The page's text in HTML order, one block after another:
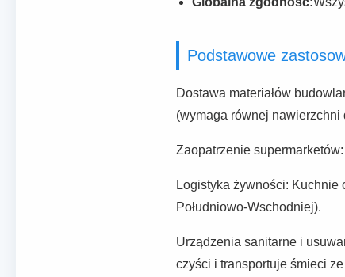
Podstawowe
Dostawa materiałów
(wymaga równej nawierzchni
Zaopatrzenie
Logistyka żywności: Kuchnie
Południowo-Wschodniej).
Urządzenia sanitarne i
czyści i transportuje śmieci